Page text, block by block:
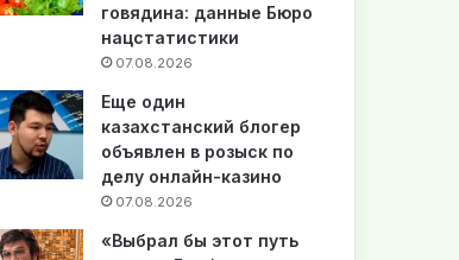
говядина: данные Бюро
нацстатистики
07.08.2026
Еще один
казахстанский блогер
объявлен в розыск по
делу онлайн-казино
07.08.2026
«Выбрал бы этот путь